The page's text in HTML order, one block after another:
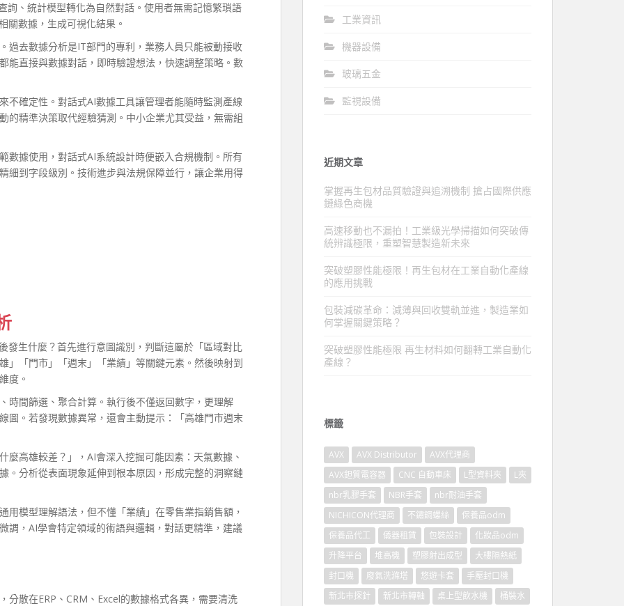
詢、統計模型轉化為自然對話。使用者無需記憶繁瑣語
關數據，生成可視化結果。
過去數據分析是IT部門的專利，業務人員只能被動接收
能直接與數據對話，即時驗證想法，快速調整策略。數
不確定性。對話式AI數據工具讓管理者能隨時監測產線
的精準決策取代經驗猜測。中小企業尤其受益，無需組
數據使用，對話式AI系統設計時便嵌入合規機制。所有
細到字段級別。技術進步與法規保障並行，讓企業用得
發生什麼？首先進行意圖識別，判斷這屬於「區域對比
」「門市」「週末」「業績」等關鍵元素。然後映射到
度。
時間篩選、聚合計算。執行後不僅返回數字，更理解
圖。若發現數據異常，還會主動提示：「高雄門市週末
麼高雄較差？」，AI會深入挖掘可能因素：天氣數據、
。分析從表面現象延伸到根本原因，形成完整的洞察鏈
用模型理解語法，但不懂「業績」在零售業指銷售額，
調，AI學會特定領域的術語與邏輯，對話更精準，建議
分散在ERP、CRM、Excel的數據格式各異，需要清洗
工業資訊
機器設備
玻璃五金
監視設備
近期文章
掌握再生包材品質驗證與追溯機制 搶占國際供應
鏈綠色商機
高速移動也不漏拍！工業級光學掃描如何突破傳
統辨識極限，重塑智慧製造新未來
突破塑膠性能極限！再生包材在工業自動化產線
的應用挑戰
包裝減碳革命：減薄與回收雙軌並進，製造業如
何掌握關鍵策略？
突破塑膠性能極限 再生材料如何翻轉工業自動化
產線？
標籤
AVX AVX Distributor
AVX代理商
AVX鉭質電容器
CNC 自動車床 L型資料夾
L夾
nbr乳膠手套
NBR手套
nbr耐油手套
NICHICON代理商
不鏽鋼螺絲
保養品odm
保養品代工
儀器租賃 包裝設計
化妝品odm
升降平台
堆高機 塑膠射出成型
大樓隔熱紙
封口機
廢氣洗滌塔 悠遊卡套
手壓封口機
新北市探針
新北市轉軸 桌上型飲水機
桶裝水